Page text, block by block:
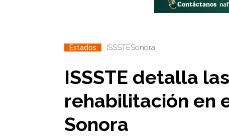
Estados ISSSTESonora
ISSSTE detalla
rehabilitación en
Sonora